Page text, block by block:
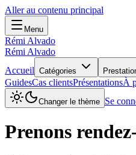
Aller au contenu principal
Menu
Rémi Alvado
Rémi Alvado
Accueil Catégories
GuidesCas clientsPrésentationsÀ
Changer le thème Se
Prenons